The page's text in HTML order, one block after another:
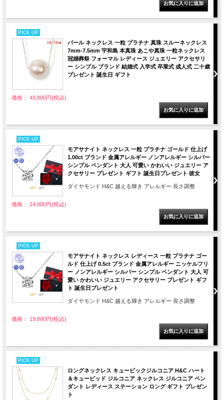
PICK UP
パール ネックレス 一粒 プラチナ 真珠 スルーネックレス
7mm-7.5mm 宇和島 本真珠 あこや真珠 一粒ネックレス
冠婚葬祭 フォーマル レディース ジュエリー アクセサリ
ー シンプル ブランド 結婚式 入学式 卒業式 成人式 二十歳
プレゼント 誕生日 ギフト
価格： 49,800円(税込)
PICK UP
モアサナイト ネックレス 一粒 プラチナ ゴールド 仕上げ
1.00ct ブランド 金属アレルギー ノンアレルギー シルバー
シンプル ペンダント 大人 可愛い かわいい ジュエリー ア
クセサリー プレゼント ギフト 誕生日プレゼント 彼女
ダイヤモンド H&C 越える輝き アレルギー 長さ調整
価格： 24,800円(税込)
PICK UP
モアサナイト ネックレス レディース 一粒 プラチナ ゴー
ルド 仕上げ 0.5ct ブランド 金属アレルギー ニッケルフリ
ー ノンアレルギー シルバー シンプル ペンダント 大人 可
愛い かわいい ジュエリー アクセサリー プレゼント ギフ
ト 誕生日プレゼント
ダイヤモンド H&C 越える輝き アレルギー 長さ調整
価格： 19,800円(税込)
PICK UP
ロングネックレス キュービックジルコニア H&C ハート
＆キューピッド ジルコニア ネックレス ジルコニア ペン
ダント レディース ステーション ロング ギフト プレゼン
ト